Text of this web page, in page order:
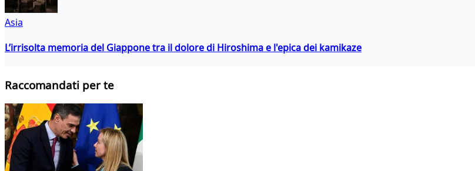
Asia
L’irrisolta memoria del Giappone tra il dolore di Hiroshima e l'epica dei kamikaze
Raccomandati per te